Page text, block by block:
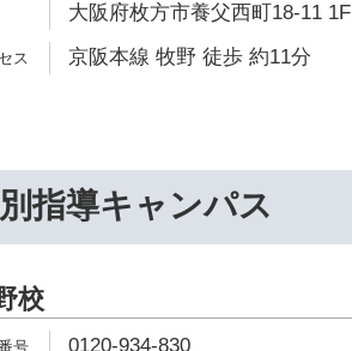
大阪府枚方市養父西町18-11 1F
京阪本線 牧野 徒歩 約11分
指導キャンパス
校
0120-934-830